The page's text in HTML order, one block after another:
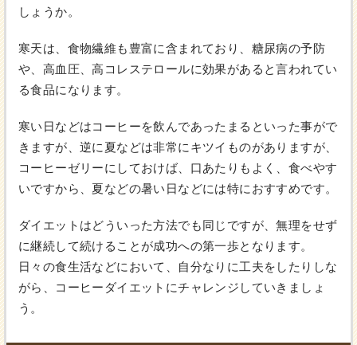
しょうか。
寒天は、食物繊維も豊富に含まれており、糖尿病の予防
や、高血圧、高コレステロールに効果があると言われてい
る食品になります。
寒い日などはコーヒーを飲んであったまるといった事がで
きますが、逆に夏などは非常にキツイものがありますが、
コーヒーゼリーにしておけば、口あたりもよく、食べやす
いですから、夏などの暑い日などには特におすすめです。
ダイエットはどういった方法でも同じですが、無理をせず
に継続して続けることが成功への第一歩となります。
日々の食生活などにおいて、自分なりに工夫をしたりしな
がら、コーヒーダイエットにチャレンジしていきましょ
う。